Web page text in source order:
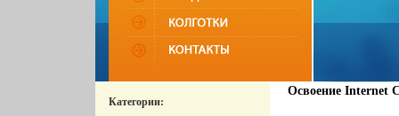
Категории:
Освоение Internet